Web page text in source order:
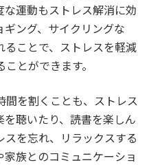
運動もストレス解消に効
ング、サイクリングな
ることで、ストレスを軽減
とができます。
間を割くことも、ストレス
聴いたり、読書を楽しん
を忘れ、リラックスする
族とのコミュニケーショ